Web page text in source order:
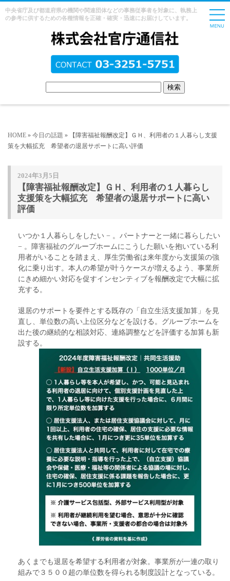
中央省庁及び都道府県の機関や関連団体などの事務従事者を対象に、執務上
の参考に供するための各種情報を正確・確実・迅速にお届けしています。
HOME » 今日の話題 » 【障害福祉報酬改定】ＧＨ、利用者の１人暮らし支援
策を大幅拡充 希望者の退居サポートに高い評価
2024年3月5日
【障害福祉報酬改定】ＧＨ、利用者の１人暮らし
支援策を大幅拡充 希望者の退居サポートに高い
評価
いつか１人暮らしをしたい − 。パートナーと一緒に暮らしたい
− 。障害福祉のグループホームにこうした願いを抱いている利
用者がいることを踏まえ、厚生労働省は来年度から支援策の強
化に乗り出す。本人の希望が叶うケースが増えるよう、事業所
にきめ細かい対応を促すインセンティブを報酬改定で大幅に拡
充する。
退居のサポートを要件とする既存の「自立生活支援加算」を見
直し、単位数の高い上位区分などを設ける。グループホームを
出た後の継続的な相談対応、連絡調整などを評価する加算も新
設する。
あくまでも退居を希望する利用者が対象。事業所が一連の取り
組みで３５００超の単位数を得られる制度設計となっている。